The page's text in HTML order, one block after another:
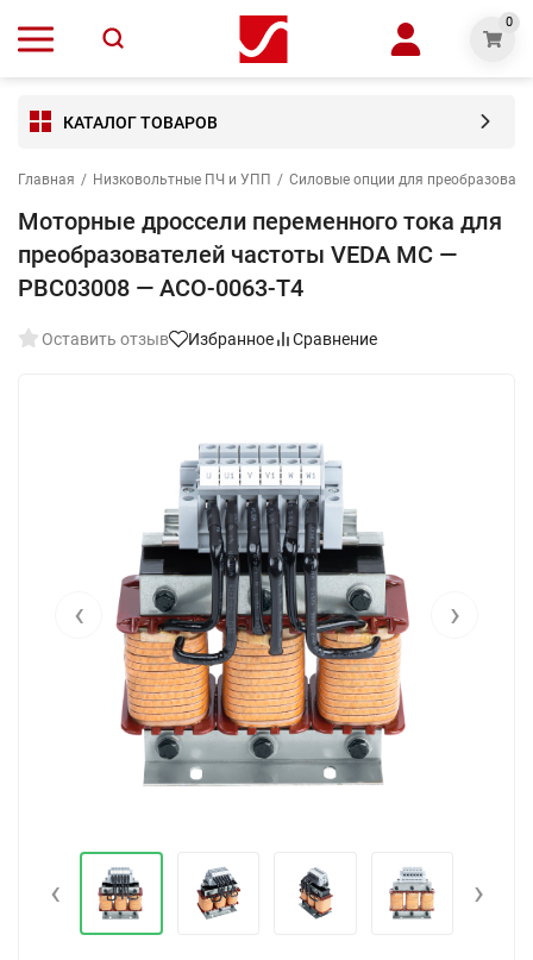
0
КАТАЛОГ ТОВАРОВ
Главная / Низковольтные ПЧ и УПП / Силовые опции для
Моторные дроссели переменного тока для
преобразователей частоты VEDA MC —
PBC03008 — ACO-0063-T4
Оставить отзыв Избранное Сравнение
‹ ›
‹ ›